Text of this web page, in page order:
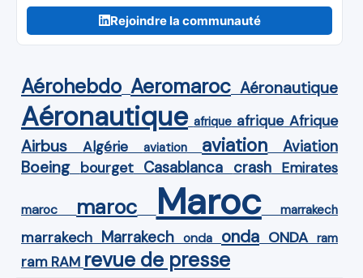
Rejoindre la communauté
Aérohebdo Aeromaroc Aéronautique
Aéronautique afrique afrique Afrique
Airbus Algérie aviation aviation Aviation
Boeing bourget Casablanca crash Emirates
maroc maroc Maroc marrakech
marrakech Marrakech onda onda ONDA ram
ram RAM revue de presse